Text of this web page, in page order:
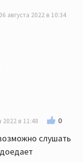
06 августа 2022 в 10:34
2022 в 11:48 0
слушать